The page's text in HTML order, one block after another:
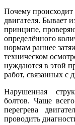
Почему происходит
двигателя. Бывает
принципе,
определённого
нормам раннее
техническом
нуждаются в этой
работ, связанных с
Нарушенная
болтов. Чаще
перегрева
проводить